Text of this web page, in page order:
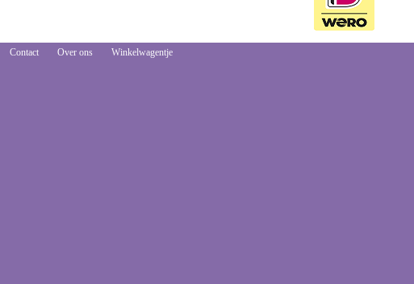
Contact Over ons Winkelwagentje